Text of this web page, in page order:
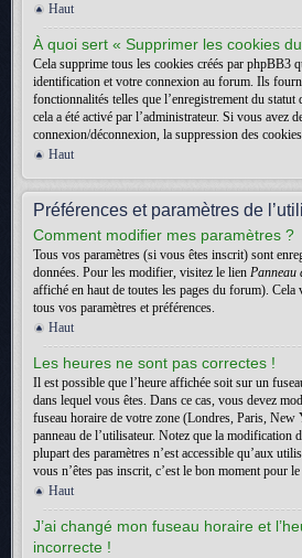
Haut
À quoi sert « Supprimer les cookies
Cela supprime tous les cookies créés par phpBB3
identification et votre connexion au forum. Ils
fonctionnalités telles que l’enregistrement du
cela a été activé par l’administrateur. Si vous avez
connexion/déconnexion, la suppression des
Haut
Préférences et paramètres de
Comment modifier mes paramètres ?
Tous vos paramètres (si vous êtes inscrit) sont
données. Pour les modifier, visitez le lien Panneau
affiché en haut de toutes les pages du forum).
tous vos paramètres et préférences.
Haut
Les heures ne sont pas correctes !
Il est possible que l’heure affichée soit sur un
dans lequel vous êtes. Dans ce cas, vous devez
fuseau horaire de votre zone (Londres, Paris, New
panneau de l’utilisateur. Notez que la modification
plupart des paramètres n’est accessible qu’aux
vous n’êtes pas inscrit, c’est le bon moment pour
Haut
J’ai changé mon fuseau horaire et
incorrecte !